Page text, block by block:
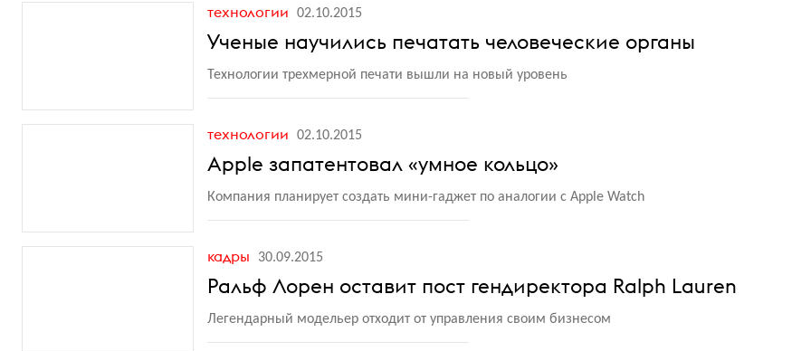
технологии 02.10.2015
Ученые научились печатать человеческие органы
Технологии трехмерной печати вышли на новый уровень
технологии 02.10.2015
Apple запатентовал «умное кольцо»
Компания планирует создать мини-гаджет по аналогии с Apple Watch
кадры 30.09.2015
Ральф Лорен оставит пост гендиректора Ralph Lauren
Легендарный модельер отходит от управления своим бизнесом